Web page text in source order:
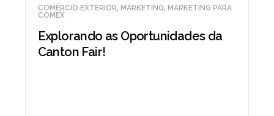
COMÉRCIO EXTERIOR, MARKETING, MARKETING PARA
COMEX
Explorando as Oportunidades da
Canton Fair!